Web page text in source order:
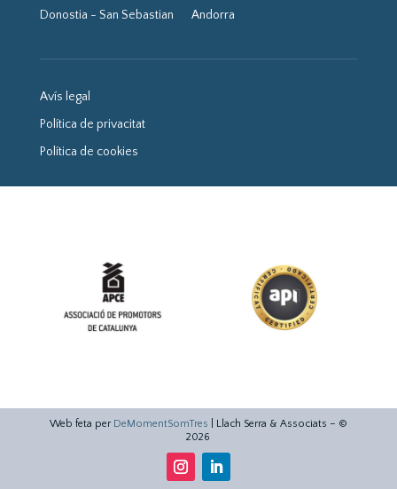
Donostia - San Sebastian
Andorra
Avís legal
Política de privacitat
Política de cookies
Web feta per DeMomentSomTres | Llach Serra & Associats – ©
2026